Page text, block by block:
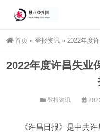
首页 » 登报资讯 » 2022年度
2022年度许昌失业
登报资讯
《许昌日报》是中共